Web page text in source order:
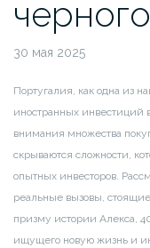
30 мая 2025
Португалия, как одна из
иностранных инвестиций
внимания множества
скрываются сложности,
опытных инвесторов.
реальные вызовы,
призму истории Алекса,
ищущего новую жизнь и